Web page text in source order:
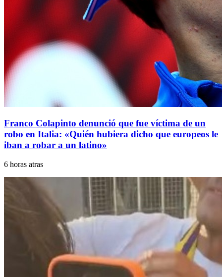
Franco Colapinto denunció que fue víctima de un
robo en Italia: «Quién hubiera dicho que europeos le
iban a robar a un latino»
6 horas atras